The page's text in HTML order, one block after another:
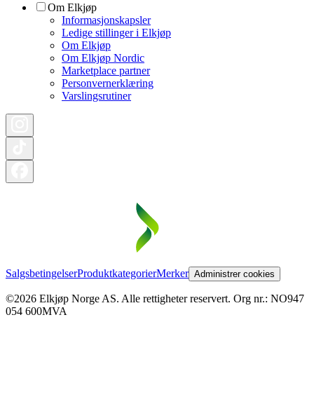
Om Elkjøp
Informasjonskapsler
Ledige stillinger i Elkjøp
Om Elkjøp
Om Elkjøp Nordic
Marketplace partner
Personvernerklæring
Varslingsrutiner
SalgsbetingelserProduktkategorierMerker Administrer cookies
©2026 Elkjøp Norge AS. Alle rettigheter reservert. Org nr.: NO947
054 600MVA